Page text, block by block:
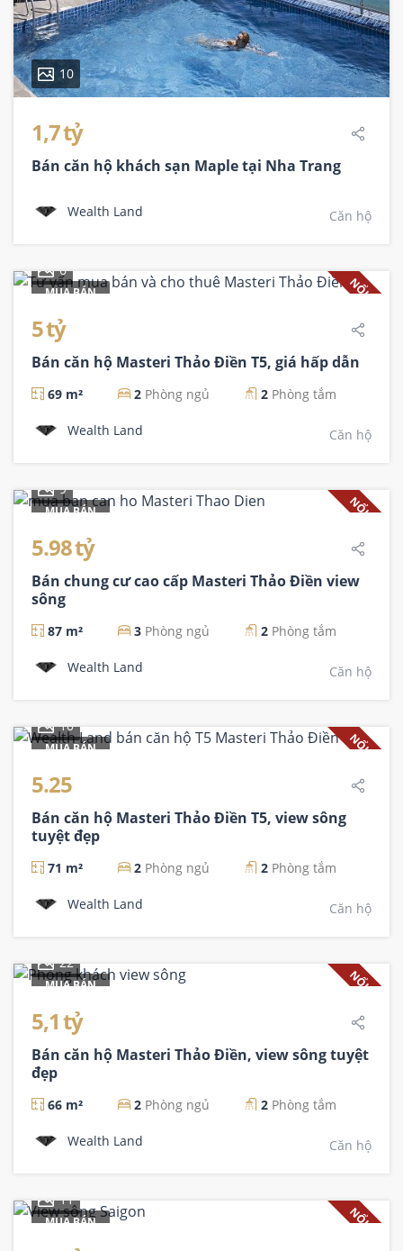
10
1,7 tỷ
Bán căn hộ khách sạn Maple tại Nha Trang
Wealth Land Căn hộ
MUA BÁN NỔI BẬT
6
5 tỷ
Bán căn hộ Masteri Thảo Điền T5, giá hấp dẫn
69 m² 2 Phòng ngủ 2 Phòng tắm
Wealth Land Căn hộ
MUA BÁN NỔI BẬT
9
5.98 tỷ
Bán chung cư cao cấp Masteri Thảo Điền view
sông
87 m² 3 Phòng ngủ 2 Phòng tắm
Wealth Land Căn hộ
MUA BÁN NỔI BẬT
10
5.25
Bán căn hộ Masteri Thảo Điền T5, view sông
tuyệt đẹp
71 m² 2 Phòng ngủ 2 Phòng tắm
Wealth Land Căn hộ
MUA BÁN NỔI BẬT
22
5,1 tỷ
Bán căn hộ Masteri Thảo Điền, view sông tuyệt
đẹp
66 m² 2 Phòng ngủ 2 Phòng tắm
Wealth Land Căn hộ
MUA BÁN NỔI BẬT
11